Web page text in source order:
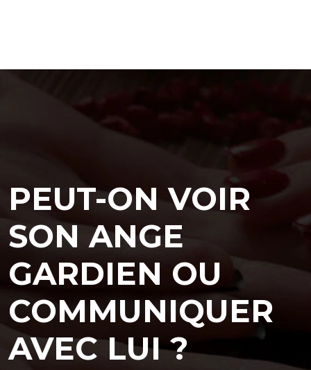
PEUT-ON VOIR
SON ANGE
GARDIEN OU
COMMUNIQUER
AVEC LUI ?